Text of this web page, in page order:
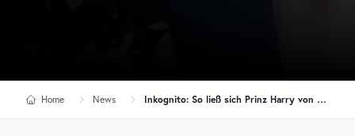
Home News Inkognito: So ließ sich Prinz Harry von Deadmau5 inspirieren